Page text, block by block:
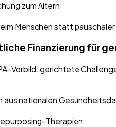
zum Altern
Menschen statt
Finanzierung für
Vorbild: gerichtete
aus nationalen
Therapien